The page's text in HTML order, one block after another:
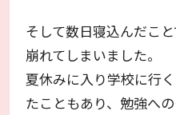
そして数日寝込んだこ
崩れてしまいました。
夏休みに入り学校に行
たこともあり、勉強へ